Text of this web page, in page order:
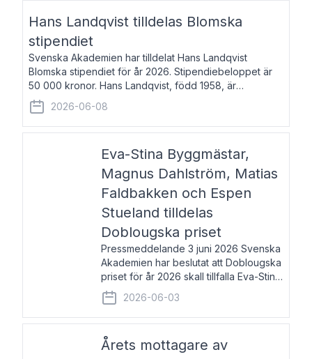
Hans Landqvist tilldelas Blomska
stipendiet
Svenska Akademien har tilldelat Hans Landqvist
Blomska stipendiet för år 2026. Stipendiebeloppet är
50 000 kronor. Hans Landqvist, född 1958, är
professor i svenska vid Göteborgs universitet. Han
disputerade år 2000 på avhandlingen Författn
2026-06-08
Eva-Stina Byggmästar,
Magnus Dahlström, Matias
Faldbakken och Espen
Stueland tilldelas
Doblougska priset
Pressmeddelande 3 juni 2026 Svenska
Akademien har beslutat att Doblougska
priset för år 2026 skall tillfalla Eva-Stina
Byggmästar, Magnus Dahlström, Matias
Faldbakken samt Espen Stueland.
Prisbeloppet är 200 000 svenska
2026-06-03
Årets mottagare av